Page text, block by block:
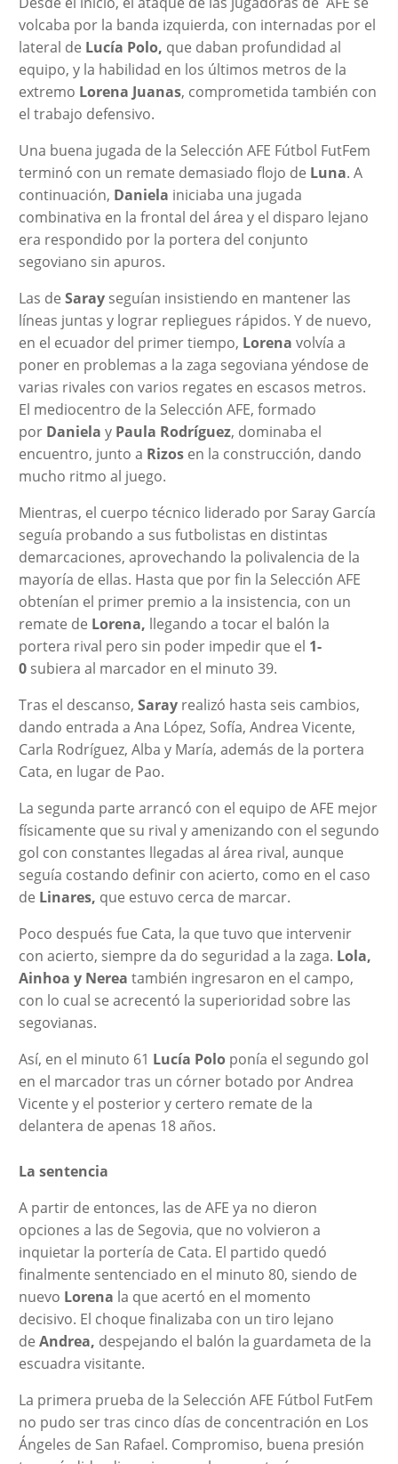
volcaba por la banda izquierda, con internadas por el
lateral de Lucía Polo, que daban profundidad al
equipo, y la habilidad en los últimos metros de la
extremo Lorena Juanas, comprometida también con
el trabajo defensivo.
Una buena jugada de la Selección AFE Fútbol FutFem
terminó con un remate demasiado flojo de Luna. A
continuación, Daniela iniciaba una jugada
combinativa en la frontal del área y el disparo lejano
era respondido por la portera del conjunto
segoviano sin apuros.
Las de Sarayseguían insistiendo en mantener las
líneas juntas y lograr repliegues rápidos. Y de nuevo,
en el ecuador del primer tiempo, Lorena volvía a
poner en problemas a la zaga segoviana yéndose de
varias rivales con varios regates en escasos metros.
El mediocentro de la Selección AFE, formado
por Daniela y Paula Rodríguez, dominaba el
encuentro, junto a Rizosen la construcción, dando
mucho ritmo al juego.
Mientras, el cuerpo técnico liderado por Saray García
seguía probando a sus futbolistas en distintas
demarcaciones, aprovechando la polivalencia de la
mayoría de ellas. Hasta que por fin la Selección AFE
obtenían el primer premio a la insistencia, con un
remate de Lorena, llegando a tocar el balón la
portera rival pero sin poder impedir que el 1-
0 subiera al marcador en el minuto 39.
Tras el descanso, Saray realizó hasta seis cambios,
dando entrada a Ana López, Sofía, Andrea Vicente,
Carla Rodríguez, Alba y María, además de la portera
Cata, en lugar de Pao.
La segunda parte arrancó con el equipo de AFE mejor
físicamente que su rival y amenizando con el segundo
gol con constantes llegadas al área rival, aunque
seguía costando definir con acierto, como en el caso
de Linares, que estuvo cerca de marcar.
Poco después fue Cata, la que tuvo que intervenir
con acierto, siempre da do seguridad a la zaga. Lola,
Ainhoa y Nerea también ingresaron en el campo,
con lo cual se acrecentó la superioridad sobre las
segovianas.
Así, en el minuto 61 Lucía Polo ponía el segundo gol
en el marcador tras un córner botado por Andrea
Vicente y el posterior y certero remate de la
delantera de apenas 18 años.
La sentencia
A partir de entonces, las de AFE ya no dieron
opciones a las de Segovia, que no volvieron a
inquietar la portería de Cata. El partido quedó
finalmente sentenciado en el minuto 80, siendo de
nuevo Lorena la que acertó en el momento
decisivo. El choque finalizaba con un tiro lejano
de Andrea, despejando el balón la guardameta de la
escuadra visitante.
La primera prueba de la Selección AFE Fútbol FutFem
no pudo ser tras cinco días de concentración en Los
Ángeles de San Rafael. Compromiso, buena presión